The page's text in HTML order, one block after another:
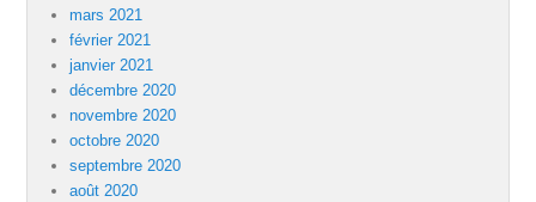
mars 2021
février 2021
janvier 2021
décembre 2020
novembre 2020
octobre 2020
septembre 2020
août 2020